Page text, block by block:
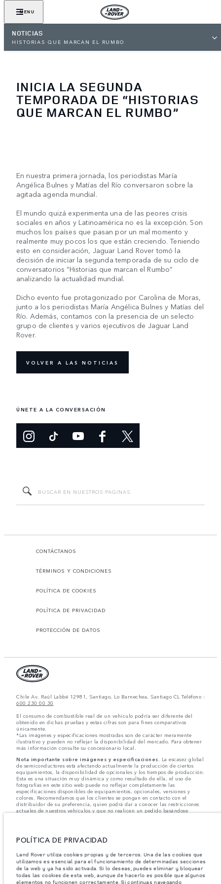
MENU
NOTICIAS
HISTORIAS QUE MARCAN EL RUMBO
INICIA LA SEGUNDA
TEMPORADA DE “HISTORIAS
QUE MARCAN EL RUMBO”
En nuestra primera jornada, los periodistas María
Angélica Bulnes y Matías del Río conversaron sobre la
agitada agenda mundial.
El mundo quizá experimenta una de las peores crisis
sociales en años y Latinoamérica no es la excepción. Son
muchos los países que pasan por un mal momento y
realmente muy pocos los que están creciendo. Teniendo
esto en consideración, Jaguar Land Rover tomó la
decisión de iniciar la segunda temporada de su ciclo de
conversatorios “Historias que marcan el Rumbo”
analizando la actualidad mundial.
Dicho evento fue protagonizado por Carolina de Moras,
junto a los periodistas María Angélica Bulnes y Matías del
Río. Además, contamos con la presencia de un selecto
grupo de clientes y varios ejecutivos de Jaguar Land
Rover.
VOLVER A LAS NOTICIAS
ÚNETE A LA CONVERSACIÓN
CONTÁCTANOS
TÉRMINOS Y CONDICIONES
POLÍTICA DE COOKIES
POLÍTICA DE PRIVACIDAD
PROTECCIÓN DE DATOS
Chile Av. Raúl Labbé 12981, Santiago, Lo Barnechea, Santiago CL Teléfono :
600 230 00 30
El consumo de combustible real de un vehículo podría ser diferente del
obtenido en dichas pruebas y estas cifras son para fines comparativos
únicamente.
*Las imágenes y especificaciones mostradas son de carácter meramente
ilustrativo y pueden no reflejar la disponibilidad del mercado. Para obtener
más información consulte su concesionario local.
Nota importante sobre imágenes y especificaciones. La escasez global
de semiconductores está afectando actualmente la producción de ciertos
equipamientos, la disponibilidad de opcionales y los tiempos de producción.
Esta es una situación muy dinámica y como resultado de ella, el uso de
fotografías en este sitio web puede no reflejar completamente las
especificaciones disponibles de equipamientos, opcionales, versiones y
colores. Recomendamos que los clientes se pongan en contacto con el
distribuidor de su preferencia, quien podrá dar a conocer las restricciones
actuales de nuestros vehículos y que no realicen un pedido basándose
las especificaciones, el diseño y la producción de sus vehículos, piezas y
accesorios, por lo que se producen modificaciones de forma continua y sin
vendrán incluidas de serie. La información, las especificaciones, los motores
y los colores que aparecen en esta página web se basan en las
especificaciones europeas. Estos pueden variar en función del mercado y
pueden ser modificados sin previo aviso. Algunos vehículos se muestran con
equipamiento opcional y accesorios originales que pueden no estar
POLÍTICA DE PRIVACIDAD
Land Rover utiliza cookies propias y de terceros. Una de las cookies que
utilizamos es esencial para el funcionamiento de determinadas secciones
de la web y ya ha sido activada. Si lo deseas, puedes eliminar y bloquear
todas las cookies de esta web, aunque de hacerlo es posible que algunos
elementos no funcionen correctamente. Si continuas navegando